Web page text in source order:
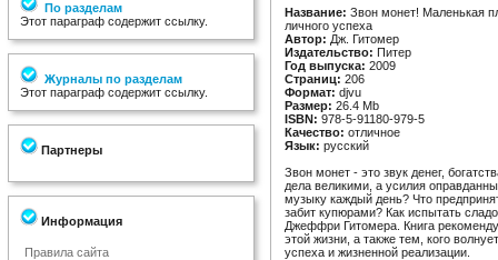
По разделам
Этот параграф содержит ссылку.
Журналы по разделам
Этот параграф содержит ссылку.
Партнеры
Информация
Правила сайта
Название: Звон монет! Маленькая
личного успеха
Автор: Дж. Гитомер
Издательство: Питер
Год выпуска: 2009
Страниц: 206
Формат: djvu
Размер: 26.4 Mb
ISBN: 978-5-91180-979-5
Качество: отличное
Язык: русский
Звон монет - это звук денег,
дела великими, а усилия
музыку каждый день? Что
забит купюрами? Как испытать
Джеффри Гитомера. Книга
этой жизни, а также тем, кого
успеха и жизненной реализации.